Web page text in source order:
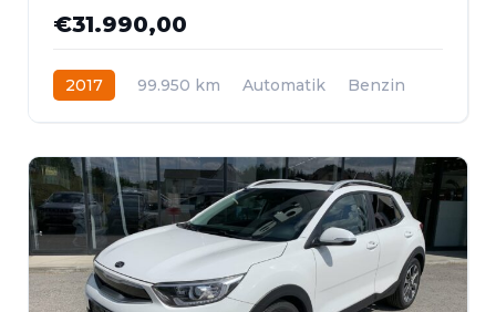
€31.990,00
2017 99.950 km Automatik
Benzin